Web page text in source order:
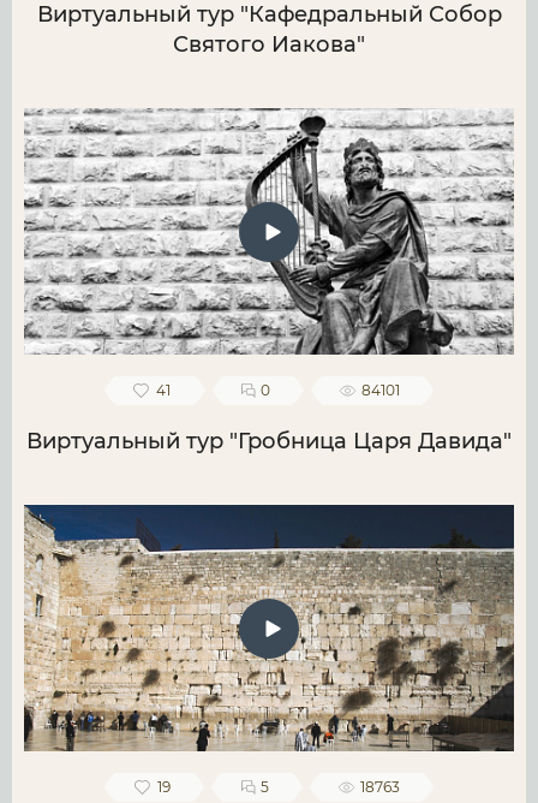
Виртуальный тур "Кафедральный Собор
Святого Иакова"
41 0 84101
Виртуальный тур "Гробница Царя Давида"
19 5 18763